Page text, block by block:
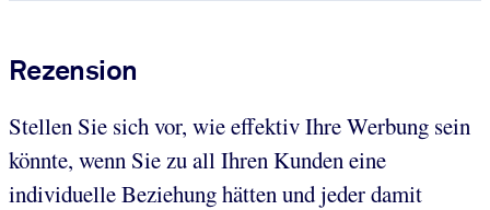
Rezension
Stellen Sie sich vor, wie effektiv Ihre Werbung sein
könnte, wenn Sie zu all Ihren Kunden eine
individuelle Beziehung hätten und jeder damit